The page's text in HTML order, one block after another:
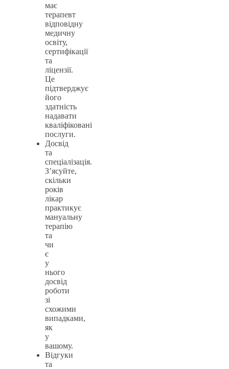
має
терапевт
відповідну
медичну
освіту,
сертифікації
та
ліцензії.
Це
підтверджує
його
здатність
надавати
кваліфіковані
послуги.
Досвід
та
спеціалізація.
З’ясуйте,
скільки
років
лікар
практикує
мануальну
терапію
та
чи
є
у
нього
досвід
роботи
зі
схожими
випадками,
як
у
вашому.
Відгуки
та